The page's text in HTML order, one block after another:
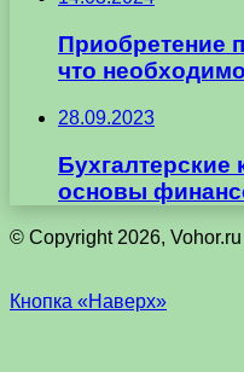
Приобретение
что
28.09.2023
основы
© Copyright 2026, Vohor.ru
Кнопка «Наверх»